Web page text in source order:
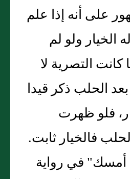
على أنه إذا علم
الخيار ولو لم
التصرية لا
الحلب ذكر قيدا
فلو ظهرت
فالخيار ثابت.
أمسك" في رواية